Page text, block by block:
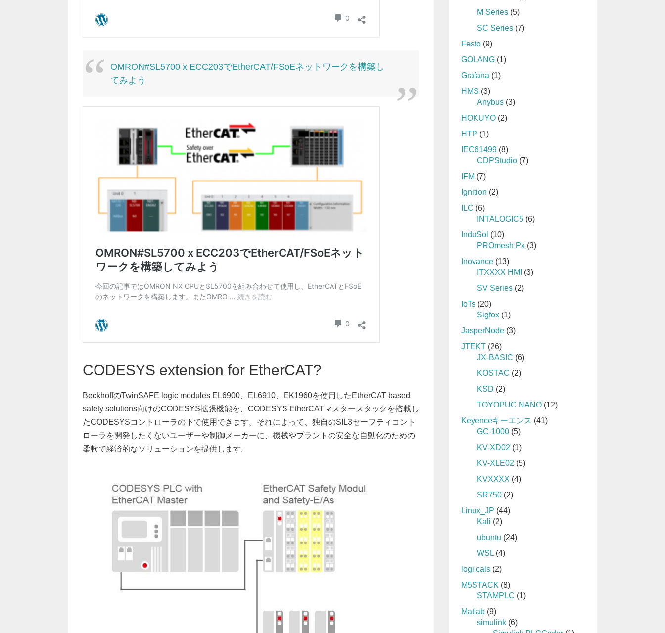
OMRON#SL5700 x ECC203でEtherCAT/FSoEネットワークを構築し
てみよう
CODESYS extension for EtherCAT?
BeckhoffのTwinSAFE logic modules EL6900、EL6910、EK1960を使用したEtherCAT based
safety solutions向けのCODESYS拡張機能を、CODESYS EtherCATマスタースタックを搭載し
たCODESYSコントローラの下で使用できます。それによって、独自のSIL3セーフティコント
ローラを開発したくないユーザーや制御メーカーに、機械やプラントの安全な自動化のための
柔軟で経済的なソリューションを提供します。
M Series (5)
SC Series (7)
Festo (9)
GOLANG (1)
Grafana (1)
HMS (3)
Anybus (3)
HOKUYO (2)
HTP (1)
IEC61499 (8)
CDPStudio (7)
IFM (7)
Ignition (2)
ILC (6)
INTALOGIC5 (6)
InduSol (10)
PROmesh Px (3)
Inovance (13)
ITXXXX HMI
(3)
SV Series (2)
IoTs (20)
Sigfox (1)
JasperNode (3)
JTEKT (26)
JX-BASIC (6)
KOSTAC (2)
KSD (2)
TOYOPUC NANO (12)
Keyenceキーエンス (41)
GC-1000 (5)
KV-XD02 (1)
KV-XLE02 (5)
KVXXXX (4)
SR750 (2)
Linux_JP (44)
Kali (2)
ubuntu (24)
WSL (4)
logi.cals (2)
M5STACK (8)
STAMPLC (1)
Matlab (9)
simulink (6)